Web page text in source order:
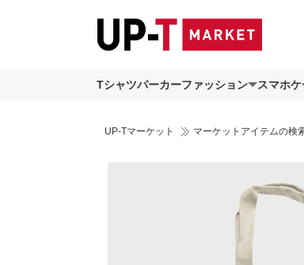
Tシャツパーカーファッション スマホ
UP-Tマーケット マーケットアイテムの検